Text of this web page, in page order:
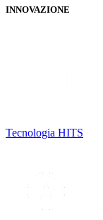
INNOVAZIONE
Tecnologia HITS